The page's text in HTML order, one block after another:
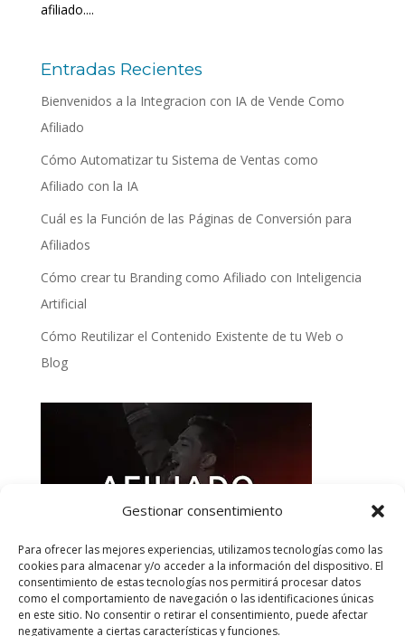
Gestionar consentimiento
Para ofrecer las mejores experiencias, utilizamos tecnologías como las
cookies para almacenar y/o acceder a la información del dispositivo. El
consentimiento de estas tecnologías nos permitirá procesar datos
como el comportamiento de navegación o las identificaciones únicas
en este sitio. No consentir o retirar el consentimiento, puede afectar
negativamente a ciertas características y funciones.
afiliado....
Entradas Recientes
Bienvenidos a la Integracion con IA de Vende Como
Afiliado
Cómo Automatizar tu Sistema de Ventas como
Afiliado con la IA
Cuál es la Función de las Páginas de Conversión para
Afiliados
Cómo crear tu Branding como Afiliado con Inteligencia
Artificial
Cómo Reutilizar el Contenido Existente de tu Web o
Blog